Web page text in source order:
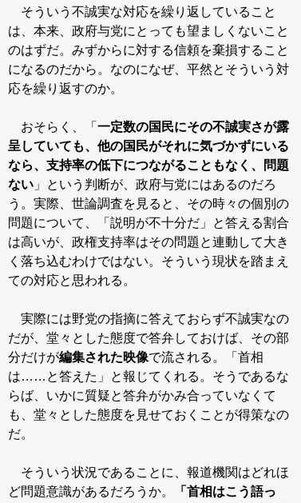
そういう不誠実な対応を繰り返していること
は、本来、政府与党にとっても望ましくないこと
のはずだ。みずからに対する信頼を棄損すること
になるのだから。なのになぜ、平然とそういう対
応を繰り返すのか。
おそらく、「 一定数の国民にその不誠実さが露
呈していても、他の国民がそれに気づかずにいる
なら、支持率の低下につながることもなく、問題
ない 」という判断が、政府与党にはあるのだろ
う。実際、世論調査を見ると、その時々の個別の
問題について、「説明が不十分だ」と答える割合
は高いが、政権支持率はその問題と連動して大き
く落ち込むわけではない。そういう現状を踏まえ
ての対応と思われる。
実際には野党の指摘に答えておらず不誠実なの
だが、堂々とした態度で答弁しておけば、その部
分だけが編集された映像で流される。「首相
は……と答えた」と報じてくれる。そうであるな
らば、いかに質疑と答弁がかみ合っていなくて
も、堂々とした態度を見せておくことが得策なの
だ。
そういう状況であることに、報道機関はどれほ
ど問題意識があるだろうか。
「首相はこう語っ